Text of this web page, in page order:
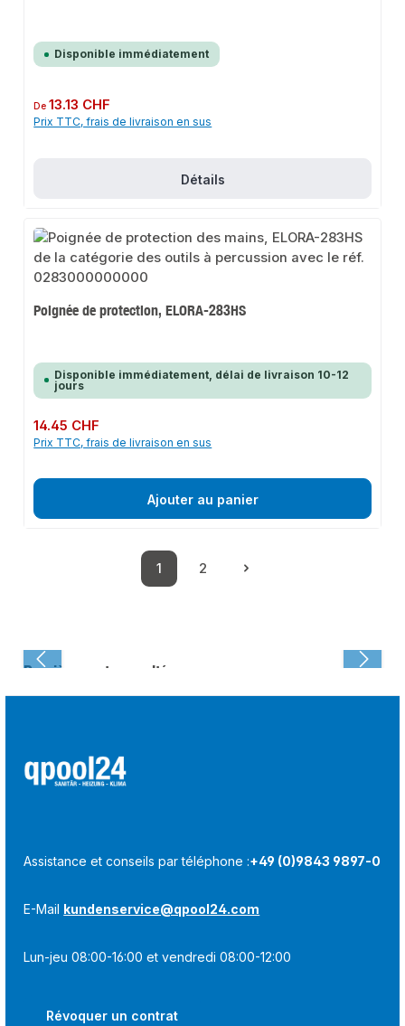
Disponible immédiatement
Prix régulier :
De13.13 CHF
Prix TTC, frais de livraison en sus
Détails
Poignée de protection, ELORA-283HS
Disponible immédiatement, délai de livraison 10-12
jours
Prix régulier :
14.45 CHF
Prix TTC, frais de livraison en sus
Ajouter au panier
Page
1
Page
2
Dernièrement consulté :
Assistance et conseils par téléphone :+49 (0)9843 9897-0
E-Mail kundenservice@qpool24.com
Lun-jeu 08:00-16:00 et vendredi 08:00-12:00
Révoquer un contrat